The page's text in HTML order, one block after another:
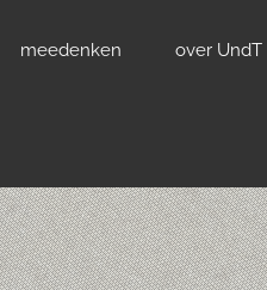
meedenken over UndT